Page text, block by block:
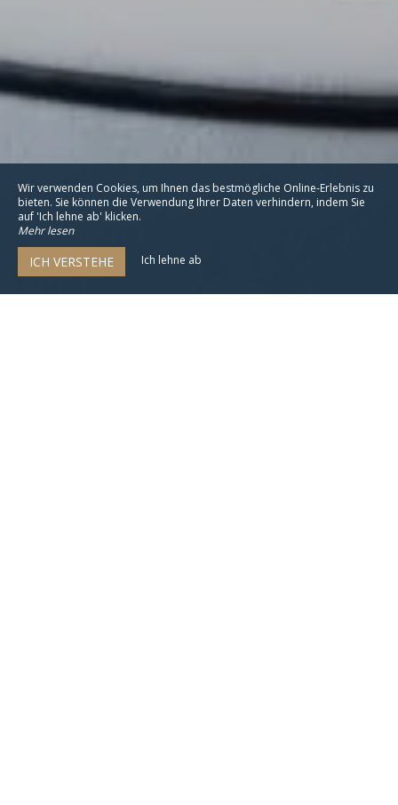
Wir verwenden Cookies, um Ihnen das bestmögliche Online-Erlebnis zu
bieten. Sie können die Verwendung Ihrer Daten verhindern, indem Sie
auf 'Ich lehne ab' klicken.
Mehr lesen
ICH VERSTEHE Ich lehne ab